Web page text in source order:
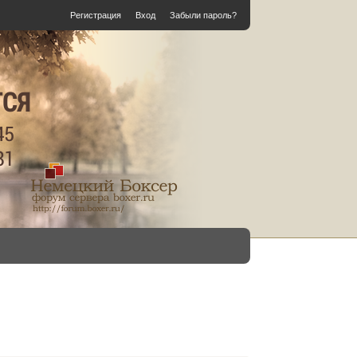
Регистрация Вход Забыли пароль?